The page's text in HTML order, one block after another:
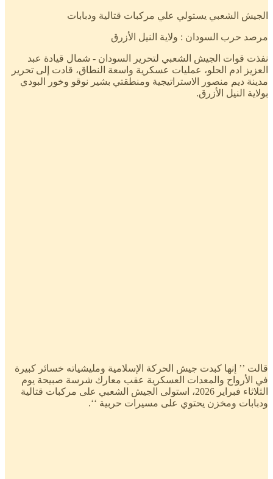
الجيش الشعبي يستولي علي مركبات قتالية ودبابات
مرصد حرب السودان : ولاية النيل الأزرق
نفذت قوات الجيش الشعبي لتحرير السودان - شمال قيادة عبد
العزيز ادم الحلو، عمليات عسكرية واسعة النطاق، قادت إلى تحرير
مدينة ديم منصور الاستراتيجية ومنطقتي بشير نوقو وخور البودي
بولاية النيل الأزرق.
قالت ’’ إنها كبدت جيش الحركة الإسلامية ومليشياته خسائر كبيرة
في الأرواح والمعدات العسكرية عقب معارك شرسة صبيحة يوم
الثلاثاء فبراير 2026، استولى الجيش الشعبي على مركبات قتالية
ودبابات ومخزن يحتوي على مسيرات حربية ‘‘.